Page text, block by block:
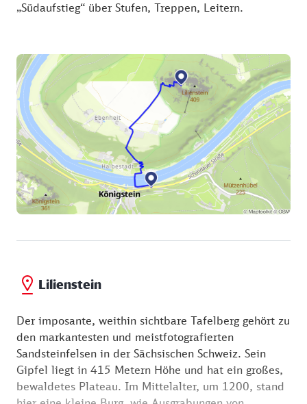
„Südaufstieg“ über Stufen, Treppen, Leitern.
Lilienstein
Der imposante, weithin sichtbare Tafelberg gehört zu
den markantesten und meistfotografierten
Sandsteinfelsen in der Sächsischen Schweiz. Sein
Gipfel liegt in 415 Metern Höhe und hat ein großes,
bewaldetes Plateau. Im Mittelalter, um 1200, stand